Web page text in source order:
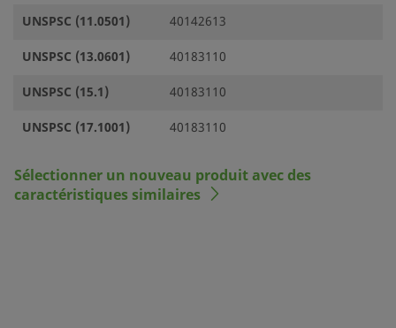
UNSPSC (11.0501)
40142613
UNSPSC (13.0601)
40183110
UNSPSC (15.1)
40183110
UNSPSC (17.1001)
40183110
Sélectionner un nouveau produit avec des
caractéristiques similaires